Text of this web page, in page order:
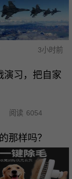
3小时前
演习，把自家
阅读 6054
那样吗？